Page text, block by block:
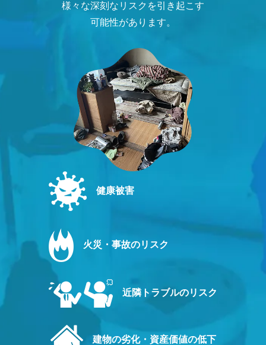
様々な深刻なリスクを引き起こす
可能性があります。
健康被害
火災・事故のリスク
近隣トラブルのリスク
建物の劣化・資産価値の低下